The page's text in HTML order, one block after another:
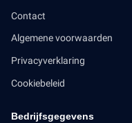
Contact
Algemene voorwaarden
Privacyverklaring
Cookiebeleid
Bedrijfsgegevens